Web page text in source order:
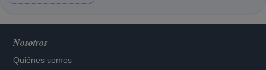
Nosotros
Quiénes somos